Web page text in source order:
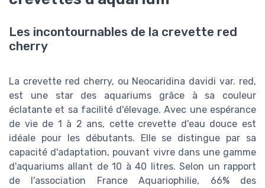
Les incontournables de la crevette red
cherry
La crevette red cherry, ou Neocaridina davidi var. red,
est une star des aquariums grâce à sa couleur
éclatante et sa facilité d'élevage. Avec une espérance
de vie de 1 à 2 ans, cette crevette d'eau douce est
idéale pour les débutants. Elle se distingue par sa
capacité d'adaptation, pouvant vivre dans une gamme
d'aquariums allant de 10 à 40 litres. Selon un rapport
de l'association France Aquariophilie, 66% des